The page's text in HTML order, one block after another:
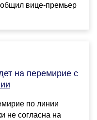
вице-премьер
на перемирие с
по линии
не согласна на